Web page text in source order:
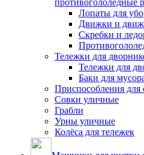
противогололедные
Лопаты для
Движки и
Скребки и
Тележки для
Тележки для
Баки для
Приспособления для
Совки уличные
Грабли
Урны уличные
Колёса для тележек